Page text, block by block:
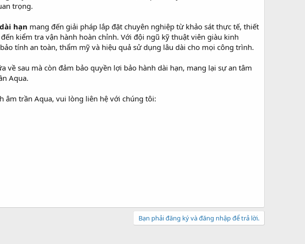
trọng.
hạn mang đến giải pháp lắp đặt chuyên nghiệp từ khảo sát thực tế, thiết
kiểm tra vận hành hoàn chỉnh. Với đội ngũ kỹ thuật viên giàu kinh
tính an toàn, thẩm mỹ và hiệu quả sử dụng lâu dài cho mọi công trình.
sau mà còn đảm bảo quyền lợi bảo hành dài hạn, mang lại sự an tâm
Aqua.
âm trần Aqua, vui lòng liên hệ với chúng tôi:
Bạn phải đăng ký và đăng nhập để trả lời.